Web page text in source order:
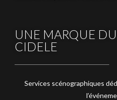
UNE MARQUE
CIDELE
Services scénographiques